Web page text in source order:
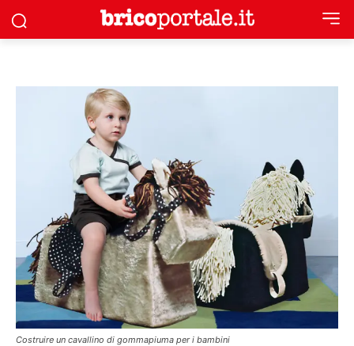
Costruire un cavallino di gommapiuma per i bambini